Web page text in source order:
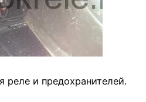
реле и предохранителей.